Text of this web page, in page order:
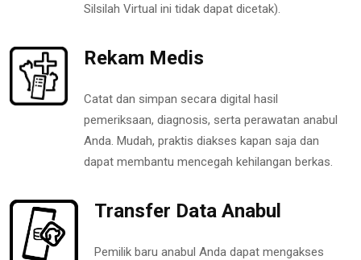
Silsilah Virtual ini tidak dapat dicetak).
Rekam Medis
Catat dan simpan secara digital hasil
pemeriksaan, diagnosis, serta perawatan anabul
Anda. Mudah, praktis diakses kapan saja dan
dapat membantu mencegah kehilangan berkas.
Transfer Data Anabul
Pemilik baru anabul Anda dapat mengakses